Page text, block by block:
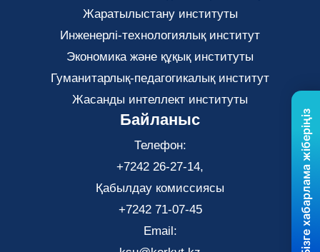
Жаратылыстану институты
Инженерлі-технологиялық институт
Экономика және құқық институты
Гуманитарлық-педагогикалық институт
Жасанды интеллект институты
Байланыс
Телефон:
+7242 26-27-14,
Қабылдау комиссиясы
+7242 71-07-45
Email:
Бізге хабарлама жіберіңіз